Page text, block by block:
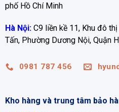
phố Hồ Chí Minh
Hà Nội:C9 liền kề 11, Khu đô
Tấn, Phường Dương Nội, Quận
0981 787 456
Kho hàng và trung tâm bảo